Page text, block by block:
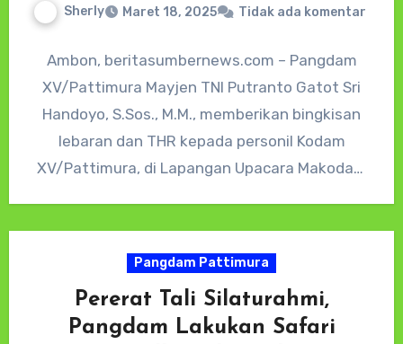
Sherly Maret 18, 2025 Tidak ada komentar
Ambon, beritasumbernews.com – Pangdam
XV/Pattimura Mayjen TNI Putranto Gatot Sri
Handoyo, S.Sos., M.M., memberikan bingkisan
lebaran dan THR kepada personil Kodam
XV/Pattimura, di Lapangan Upacara Makodam
Pangdam Pattimura
Pererat Tali Silaturahmi,
Pangdam Lakukan Safari